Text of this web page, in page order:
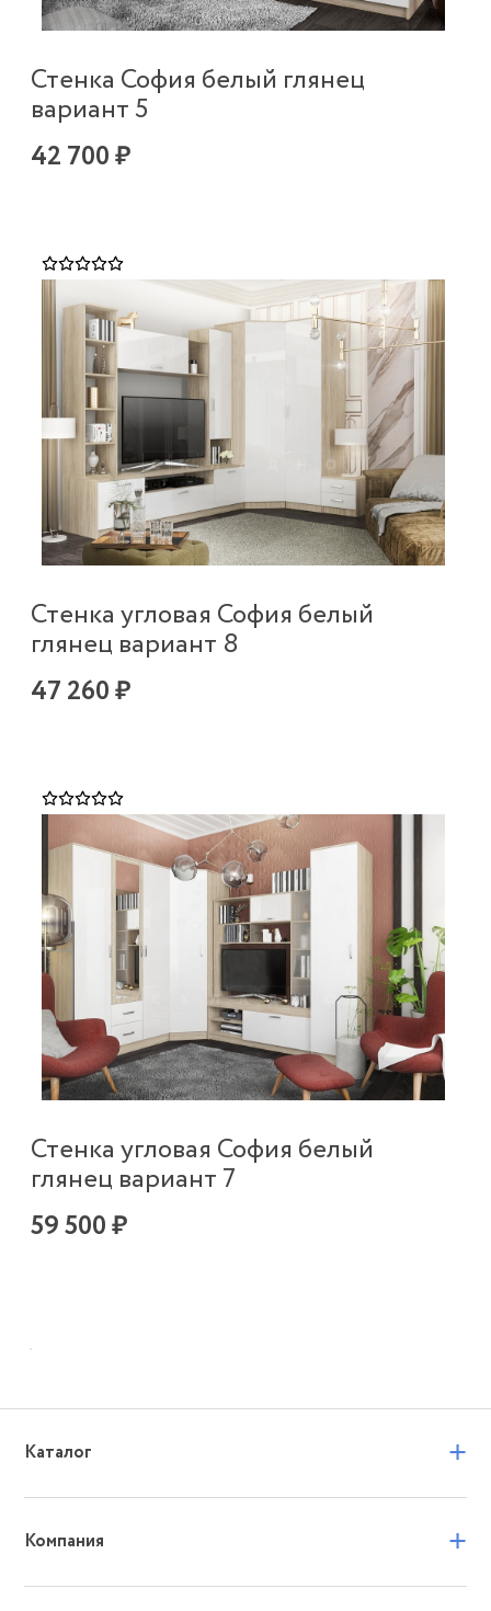
Стенка София белый глянец
вариант 5
42 700 ₽
Стенка угловая София белый
глянец вариант 8
47 260 ₽
Стенка угловая София белый
глянец вариант 7
59 500 ₽
Каталог +
Компания +